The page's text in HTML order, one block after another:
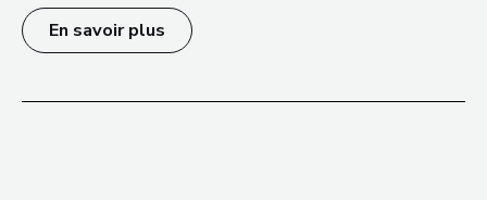
En savoir plus